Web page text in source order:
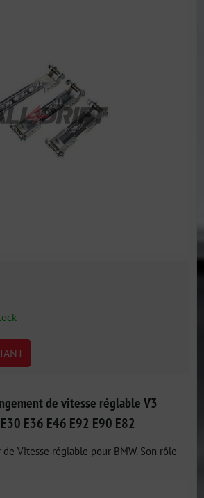
de vitesse réglable V3
E36 E46 E92 E90 E82
Vitesse réglable pour BMW. Son rôle